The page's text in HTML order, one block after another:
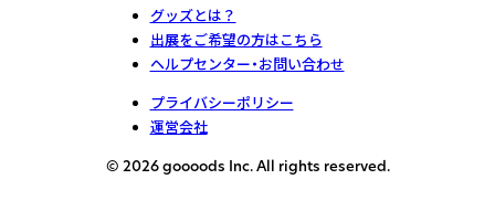
グッズとは？
出展をご希望の方はこちら
ヘルプセンター・お問い合わせ
プライバシーポリシー
運営会社
© 2026 goooods Inc. All rights reserved.